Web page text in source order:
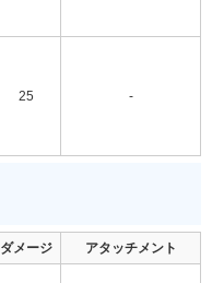
25 -
ダメージ アタッチメント